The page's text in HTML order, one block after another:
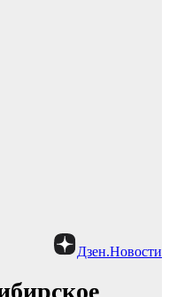
Дзен.Новости